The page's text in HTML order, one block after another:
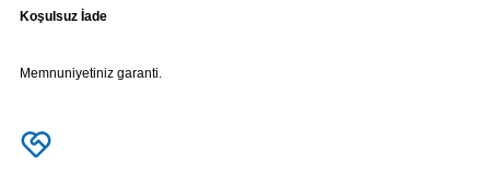
Koşulsuz İade
Memnuniyetiniz garanti.